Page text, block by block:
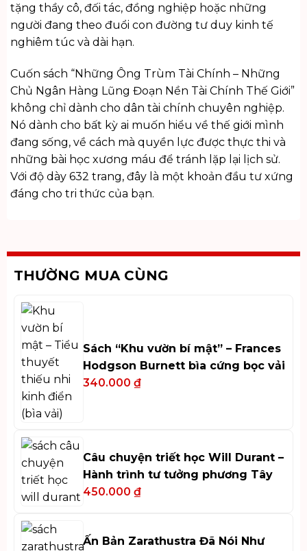
tặng thầy cô, đối tác, đồng nghiệp hoặc những
người đang theo đuổi con đường tư duy kinh tế
nghiêm túc và dài hạn.
Cuốn sách “Những Ông Trùm Tài Chính – Những
Chủ Ngân Hàng Lũng Đoạn Nền Tài Chính Thế Giới”
không chỉ dành cho dân tài chính chuyên nghiệp.
Nó dành cho bất kỳ ai muốn hiểu về thế giới mình
đang sống, về cách mà quyền lực được thực thi và
những bài học xương máu để tránh lặp lại lịch sử.
Với độ dày 632 trang, đây là một khoản đầu tư xứng
đáng cho tri thức của bạn.
THƯỜNG MUA CÙNG
Sách “Khu vườn bí mật” – Frances
Hodgson Burnett bìa cứng bọc vải
340.000 ₫
Câu chuyện triết học Will Durant –
Hành trình tư tưởng phương Tây
450.000 ₫
Ấn Bản Zarathustra Đã Nói Như